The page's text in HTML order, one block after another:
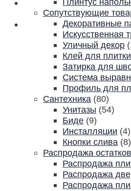
Сопутствующие
Декоративные
Искусственная
Уличный декор
Клей для плитки
Затирка для
Система
Профиль для
Сантехника (80)
Унитазы (54)
Биде (9)
Инсталляции (4)
Кнопки слива (8)
Распродажа остатков
Распродажа
Распродажа
Распродажа